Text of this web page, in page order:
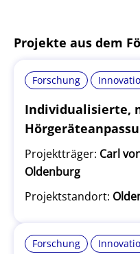
Projekte aus dem
Forschung
Individualisierte,
Projektträger: Carl
Oldenburg
Projektstandort:
Forschung